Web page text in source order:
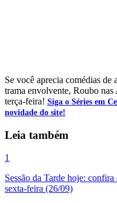
Se você aprecia comédias de
trama envolvente, Roubo nas
terça-feira! Siga o Séries em
novidade do site!
Leia também
1
Sessão da Tarde hoje:
sexta-feira (26/09)